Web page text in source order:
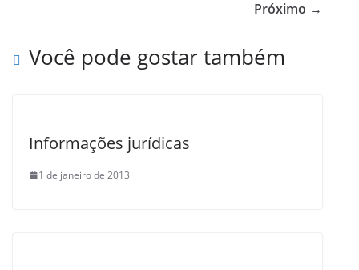
o
Próximo →
Você pode gostar também
Informações jurídicas
1 de janeiro de 2013